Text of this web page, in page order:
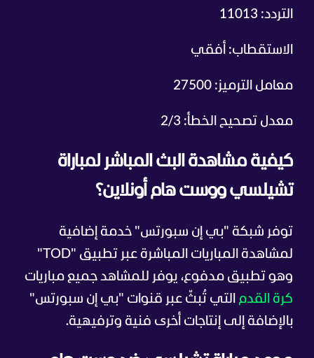
التردد: 11013
الاستقطاب: أفقي
معامل الترميز: 27500
معدل تصحيح الخطأ: 2/3
كيفية مشاهدة البث المباشر لمباراة
تشيلسي ووست هام أونلاين؟
توفر شبكة "بي إن سبورتس" خدمة إضافية
لمشاهدة المباريات المباشرة عبر تطبيق "TOD"
وهو تطبيق مدفوع، يوفر للمشاهد جميع مباريات
كرة القدم التي تُبثّ عبر قنوات "بي إن سبورتس"
بالإضافة إلى إنتاجات أخرى فنية وترفيهية.